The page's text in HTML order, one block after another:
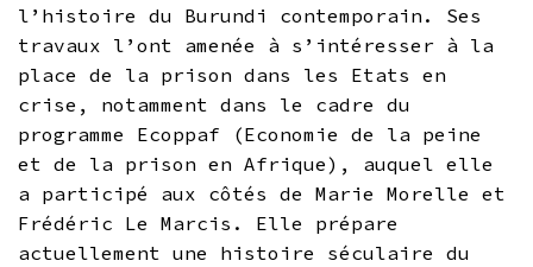
l’histoire du Burundi contemporain. Ses
travaux l’ont amenée à s’intéresser à la
place de la prison dans les Etats en
crise, notamment dans le cadre du
programme Ecoppaf (Economie de la peine
et de la prison en Afrique), auquel elle
a participé aux côtés de Marie Morelle et
Frédéric Le Marcis. Elle prépare
actuellement une histoire séculaire du